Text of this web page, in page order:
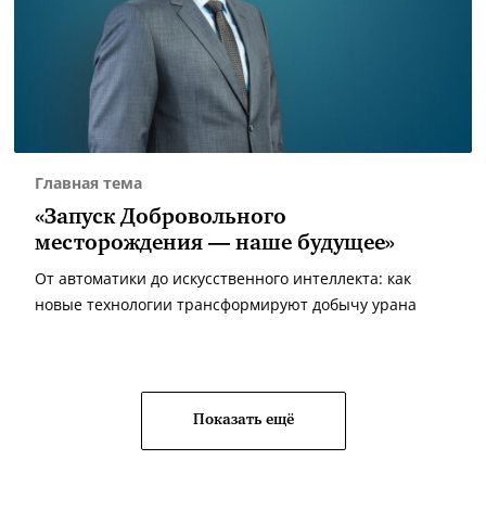
Главная тема
«Запуск Добровольного
месторождения — наше будущее»
От автоматики до искусственного интеллекта: как
новые технологии трансформируют добычу урана
Показать ещё